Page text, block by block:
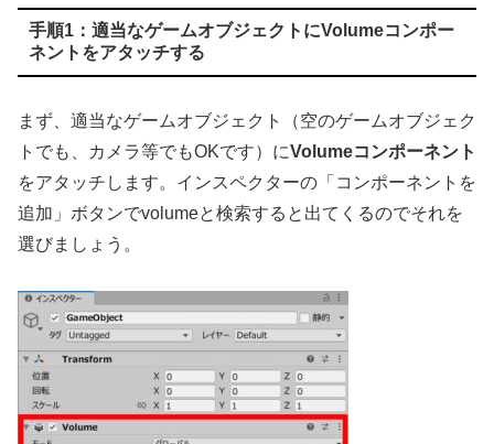
手順1：適当なゲームオブジェクトにVolumeコンポー
ネントをアタッチする
まず、適当なゲームオブジェクト（空のゲームオブジェク
トでも、カメラ等でもOKです）にVolumeコンポーネント
をアタッチします。インスペクターの「コンポーネントを
追加」ボタンでvolumeと検索すると出てくるのでそれを
選びましょう。